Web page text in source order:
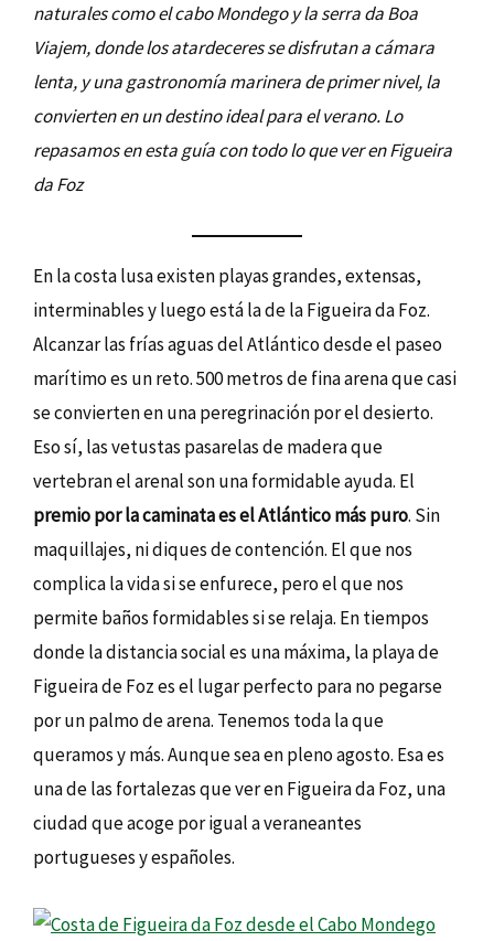
naturales como el cabo Mondego y la serra da Boa
Viajem, donde los atardeceres se disfrutan a cámara
lenta, y una gastronomía marinera de primer nivel, la
convierten en un destino ideal para el verano. Lo
repasamos en esta guía con todo lo que ver en Figueira
da Foz
En la costa lusa existen playas grandes, extensas,
interminables y luego está la de la Figueira da Foz.
Alcanzar las frías aguas del Atlántico desde el paseo
marítimo es un reto. 500 metros de fina arena que casi
se convierten en una peregrinación por el desierto.
Eso sí, las vetustas pasarelas de madera que
vertebran el arenal son una formidable ayuda. El
premio por la caminata es el Atlántico más puro. Sin
maquillajes, ni diques de contención. El que nos
complica la vida si se enfurece, pero el que nos
permite baños formidables si se relaja. En tiempos
donde la distancia social es una máxima, la playa de
Figueira de Foz es el lugar perfecto para no pegarse
por un palmo de arena. Tenemos toda la que
queramos y más. Aunque sea en pleno agosto. Esa es
una de las fortalezas que ver en Figueira da Foz, una
ciudad que acoge por igual a veraneantes
portugueses y españoles.